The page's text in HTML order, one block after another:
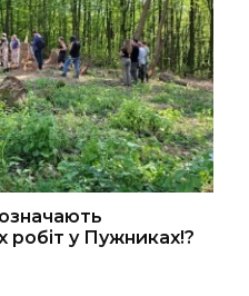
робіт у Пужниках!?